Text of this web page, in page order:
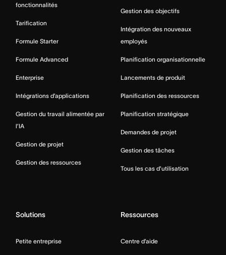
fonctionnalités
Tarification
Formule Starter
Formule Advanced
Enterprise
Intégrations d’applications
Gestion du travail alimentée par
l’IA
Gestion de projet
Gestion des ressources
Gestion des objectifs
Intégration des nouveaux
employés
Planification organisationnelle
Lancements de produit
Planification des ressources
Planification stratégique
Demandes de projet
Gestion des tâches
Tous les cas d’utilisation
Solutions
Petite entreprise
Ressources
Centre d’aide